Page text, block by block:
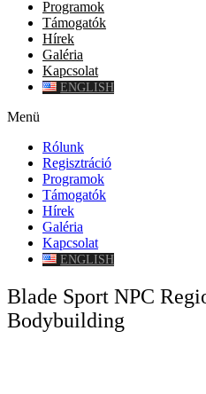
Programok
Támogatók
Hírek
Galéria
Kapcsolat
ENGLISH
Menü
Rólunk
Regisztráció
Programok
Támogatók
Hírek
Galéria
Kapcsolat
ENGLISH
Blade Sport NPC
Bodybuilding